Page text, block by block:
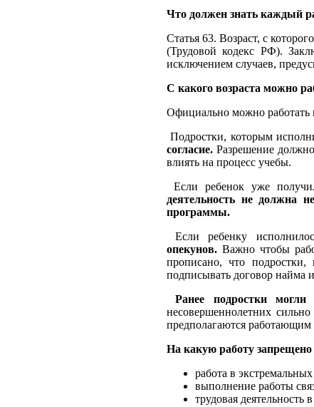
Что должен знать каждый
Статья 63. Возраст, с
(Трудовой кодекс РФ).
исключением случаев,
С какого возраста можно
Официально можно работать
Подростки, которым
согласие. Разрешение
влиять на процесс учебы.
Если ребенок уже
деятельность не должна
программы.
Если ребенку
опекунов. Важно чтобы
прописано, что
подписывать договор найма
Ранее подростки
несовершеннолетних
предполагаются работающим
На какую работу
работа в
выполнение работы
трудовая деятельность